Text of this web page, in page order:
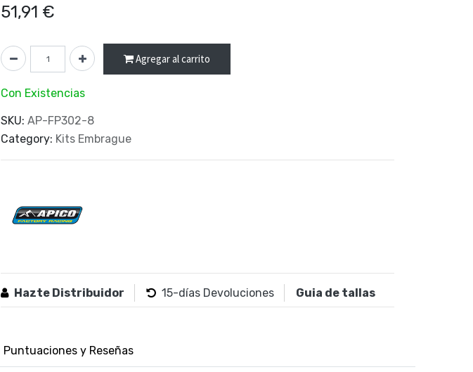
51,91 €
Agregar al carrito
Con Existencias
SKU: AP-FP302-8
Category: Kits Embrague
Hazte Distribuidor 15-días Devoluciones Guia de tallas
Puntuaciones y Reseñas